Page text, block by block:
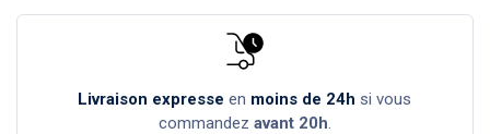
Livraison expresse en moins de 24h si vous
commandez avant 20h.